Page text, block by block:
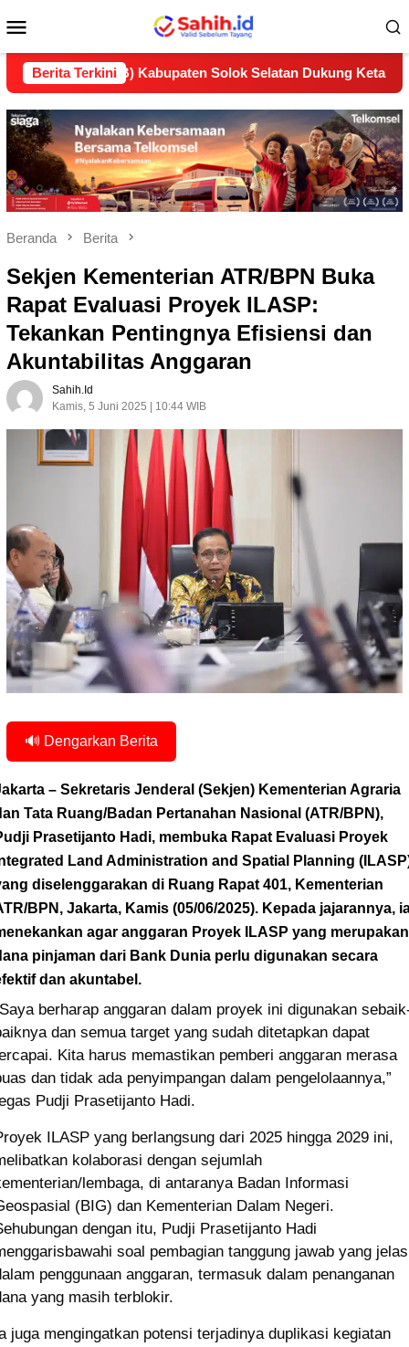
ke
Mobile
Berita Terkini
Kabupaten Solok Selatan Dukung Ketahanan Pangan
Beranda Berita
Sekjen Kementerian ATR/BPN Buka
Rapat Evaluasi Proyek ILASP:
Tekankan Pentingnya Efisiensi dan
Akuntabilitas Anggaran
Sahih.id
Kamis, 5 Juni 2025 | 10:44 WIB
🔊 Dengarkan Berita
– Sekretaris Jenderal (Sekjen) Kementerian Agraria
Tata Ruang/Badan Pertanahan Nasional (ATR/BPN),
Prasetijanto Hadi, membuka Rapat Evaluasi Proyek
Land Administration and Spatial Planning
diselenggarakan di Ruang Rapat 401, Kementerian
BPN, Jakarta, Kamis (05/06/2025). Kepada jajarannya,
agar anggaran Proyek ILASP yang merupakan
pinjaman dari Bank Dunia perlu digunakan secara
dan akuntabel.
berharap anggaran dalam proyek ini digunakan
dan semua target yang sudah ditetapkan dapat
Kita harus memastikan pemberi anggaran merasa
dan tidak ada penyimpangan dalam pengelolaannya,”
Pudji Prasetijanto Hadi.
ILASP yang berlangsung dari 2025 hingga 2029 ini,
kolaborasi dengan sejumlah
lembaga, di antaranya Badan Informasi
(BIG) dan Kementerian Dalam Negeri.
dengan itu, Pudji Prasetijanto Hadi
soal pembagian tanggung jawab yang jelas
penggunaan anggaran, termasuk dalam penanganan
yang masih terblokir.
juga mengingatkan potensi terjadinya duplikasi kegiatan